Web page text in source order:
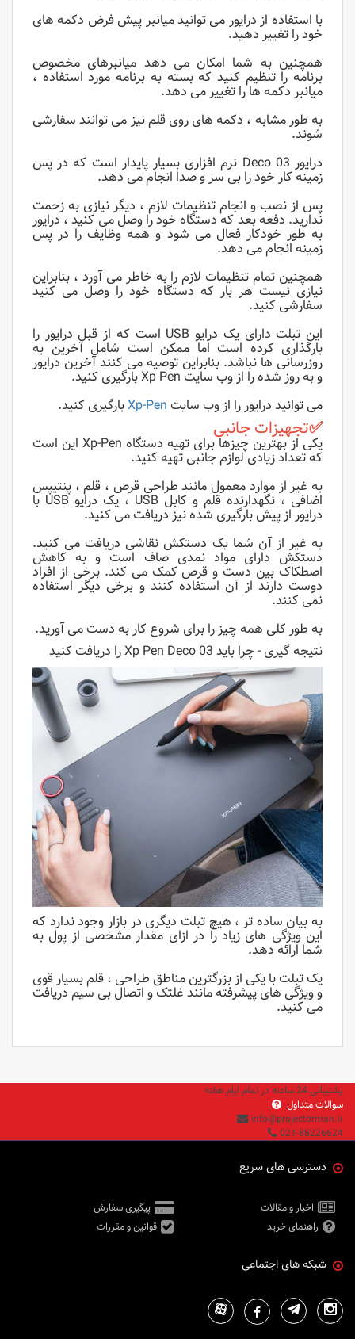
با استفاده از درایور می توانید میانبر پیش فرض دکمه های
خود را تغییر دهید.
همچنین به شما امکان می دهد میانبرهای مخصوص
برنامه را تنظیم کنید که بسته به برنامه مورد استفاده ،
میانبر دکمه ها را تغییر می دهد.
به طور مشابه ، دکمه های روی قلم نیز می توانند سفارشی
شوند.
درایور Deco 03 نرم افزاری بسیار پایدار است که در پس
زمینه کار خود را بی سر و صدا انجام می دهد.
پس از نصب و انجام تنظیمات لازم ، دیگر نیازی به زحمت
ندارید. دفعه بعد که دستگاه خود را وصل می کنید ، درایور
به طور خودکار فعال می شود و همه وظایف را در پس
زمینه انجام می دهد.
همچنین تمام تنظیمات لازم را به خاطر می آورد ، بنابراین
نیازی نیست هر بار که دستگاه خود را وصل می کنید
سفارشی کنید.
این تبلت دارای یک درایو USB است که از قبل درایور را
بارگذاری کرده است اما ممکن است شامل آخرین به
روزرسانی ها نباشد. بنابراین توصیه می کنند آخرین درایور
و به روز شده را از وب سایت Xp Pen بارگیری کنید.
می توانید درایور را از وب سایت Xp-Penبارگیری کنید.
✅تجهیزات جانبی
یکی از بهترین چیزها برای تهیه دستگاه Xp-Pen این است
که تعداد زیادی لوازم جانبی تهیه کنید.
به غیر از موارد معمول مانند طراحی قرص ، قلم ، پنتیپس
اضافی ، نگهدارنده قلم و کابل USB ، یک درایو USB با
درایور از پیش بارگیری شده نیز دریافت می کنید.
به غیر از آن شما یک دستکش نقاشی دریافت می کنید.
دستکش دارای مواد نمدی صاف است و به کاهش
اصطکاک بین دست و قرص کمک می کند. برخی از افراد
دوست دارند از آن استفاده کنند و برخی دیگر استفاده
نمی کنند.
به طور کلی همه چیز را برای شروع کار به دست می آورید.
نتیجه گیری - چرا باید Xp Pen Deco 03 را دریافت کنید
به بیان ساده تر ، هیچ تبلت دیگری در بازار وجود ندارد که
این ویژگی های زیاد را در ازای مقدار مشخصی از پول به
شما ارائه دهد.
یک تبلت با یکی از بزرگترین مناطق طراحی ، قلم بسیار قوی
و ویژگی های پیشرفته مانند غلتک و اتصال بی سیم دریافت
می کنید.
پشتیبانی 24 ساعته در تمام ایام هفته
سوالات متداول
info@projectorman.ir
021-88226624
دسترسی های سریع
اخبار و مقالات
پیگیری سفارش
راهنمای خرید
قوانین و مقررات
شبکه های اجتماعی